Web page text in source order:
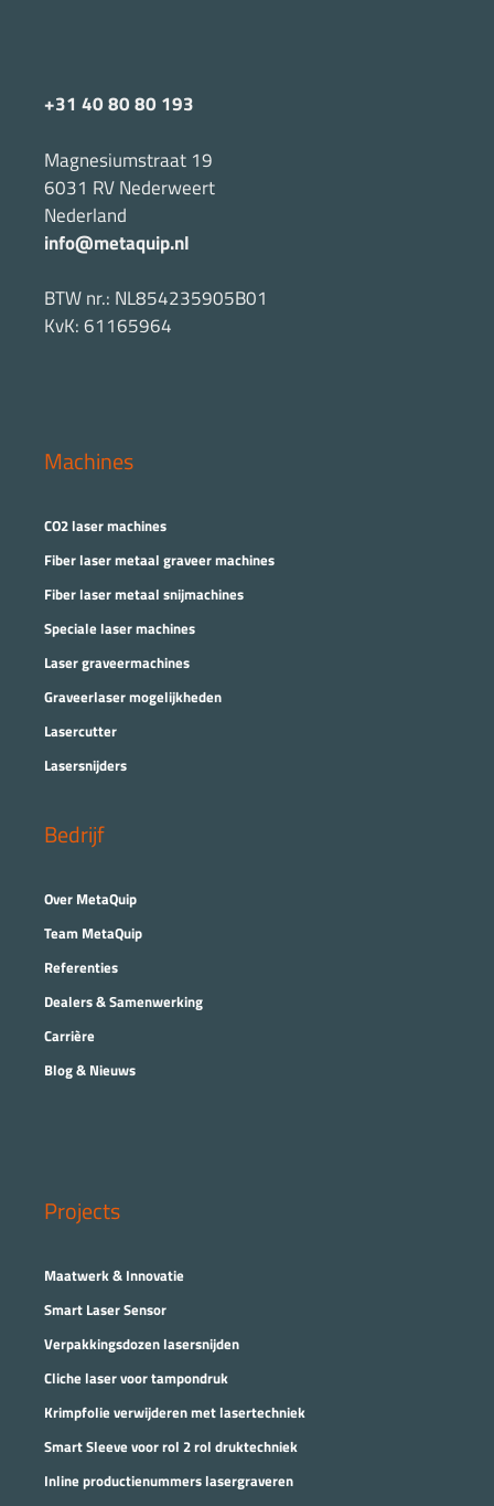
+31 40 80 80 193
Magnesiumstraat 19
6031 RV Nederweert
Nederland
info@metaquip.nl
BTW nr.: NL854235905B01
KvK: 61165964
Machines
CO2 laser machines
Fiber laser metaal graveer machines
Fiber laser metaal snijmachines
Speciale laser machines
Laser graveermachines
Graveerlaser mogelijkheden
Lasercutter
Lasersnijders
Bedrijf
Over MetaQuip
Team MetaQuip
Referenties
Dealers & Samenwerking
Carrière
Blog & Nieuws
Projects
Maatwerk & Innovatie
Smart Laser Sensor
Verpakkingsdozen lasersnijden
Cliche laser voor tampondruk
Krimpfolie verwijderen met lasertechniek
Smart Sleeve voor rol 2 rol druktechniek
Inline productienummers lasergraveren